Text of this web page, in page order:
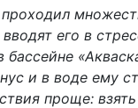
его в
и в воде ему
проще: